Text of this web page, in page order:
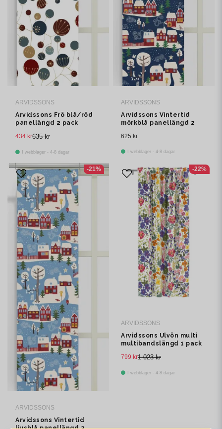
ARVIDSSONS
Arvidssons Frö blå/röd
panellängd 2 pack
635 kr
434 kr
I webblager - 4-8 dagar
ARVIDSSONS
Arvidssons Vintertid
mörkblå panellängd 2
625 kr
I webblager - 4-8 dagar
ARVIDSSONS
Arvidssons Vintertid
-21%
ARVIDSSONS
Arvidssons Ulvön multi
multibandslängd 1 pack
1 023 kr
799 kr
I webblager - 4-8 dagar
-22%